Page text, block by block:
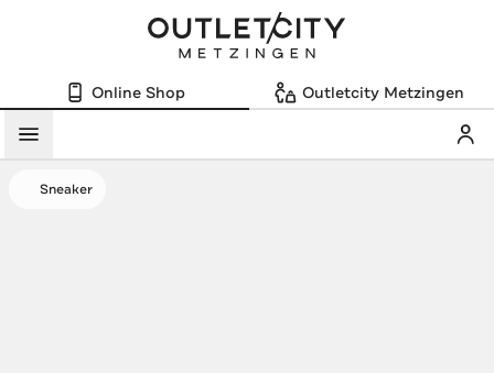
Online Shop Outletcity Metzingen
Menü
Sneaker